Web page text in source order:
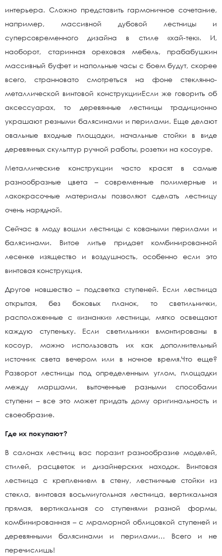
интерьера. Сложно представить гармоничное сочетание,
например, массивной дубовой лестницы и
суперсовременного дизайна в стиле «хай-тек». И,
наоборот, старинная ореховая мебель, прабабушкин
массивный буфет и напольные часы с боем будут, скорее
всего, странновато смотреться на фоне стеклянно-
металлической винтовой конструкцииЕсли же говорить об
аксессуарах, то деревянные лестницы традиционно
украшают резными балясинами и перилами. Еще делают
овальные входные площадки, начальные стойки в виде
деревянных скульптур ручной работы, розетки на косоуре.
Металлические конструкции часто красят в самые
разнообразные цвета – современные полимерные и
лакокрасочные материалы позволяют сделать лестницу
очень нарядной.
Сейчас в моду вошли лестницы с коваными перилами и
балясинами. Витое литье придает комбинированной
лесенке изящество и воздушность, особенно если это
винтовая конструкция.
Другое новшество – подсветка ступеней. Если лестница
открытая, без боковых планок, то светильнички,
расположенные с «изнанки» лестницы, мягко освещают
каждую ступеньку. Если светильники вмонтированы в
косоур, можно использовать их как дополнительный
источник света вечером или в ночное время.Что еще?
Разворот лестницы под определенным углом, площадки
между маршами, выточенные разными способами
ступени – все это может придать дому оригинальность и
своеобразие.
Где их покупают?
В салонах лестниц вас поразит разнообразие моделей,
стилей, расцветок и дизайнерских находок. Винтовая
лестница с креплением в стену, лестничные стойки из
стекла, винтовая восьмиугольная лестница, вертикальная
прямая, вертикальная со ступенями разной формы,
комбинированная – с мраморной облицовкой ступеней и
деревянными балясинами и перилами… Всего и не
перечислишь!